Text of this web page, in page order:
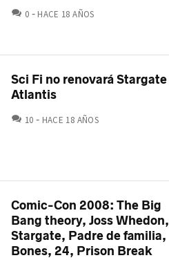
0 COMENTARIOS
HACE 18 AÑOS
Sci Fi no renovará Stargate
Atlantis
10 COMENTARIOS
HACE 18 AÑOS
Comic-Con 2008: The Big
Bang theory, Joss Whedon,
Stargate, Padre de familia,
Bones, 24, Prison Break